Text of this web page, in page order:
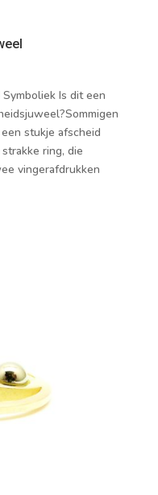
Is dit een
stukje afscheid
ring, die
vingerafdrukken